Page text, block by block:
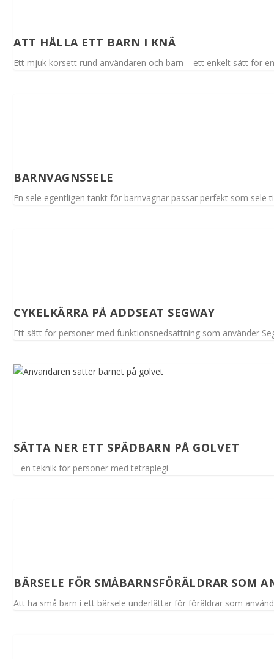
ATT HÅLLA ETT BARN I KNÄ
Ett mjuk korsett rund användaren och barn – ett enkelt sätt för
BARNVAGNSSELE
En sele egentligen tänkt för barnvagnar passar perfekt som sele
CYKELKÄRRA PÅ ADDSEAT SEGWAY
Ett sätt för personer med funktionsnedsättning som använder
SÄTTA NER ETT SPÄDBARN PÅ GOLVET
– en teknik för personer med tetraplegi
BÄRSELE FÖR SMÅBARNSFÖRÄLDRAR SOM
Att ha små barn i ett bärsele underlättar för föräldrar som